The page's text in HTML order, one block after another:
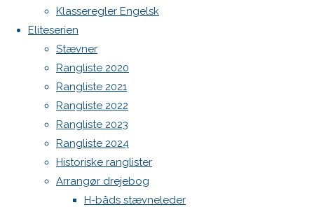
Klasseregler Engelsk
Eliteserien
Stævner
Rangliste 2020
Rangliste 2021
Rangliste 2022
Rangliste 2023
Rangliste 2024
Historiske ranglister
Arrangør drejebog
H-båds stævneleder
H-
både
går
løs
Spilerstage/Spinlock jollevest xl
Log ind
WordPress.org
Top